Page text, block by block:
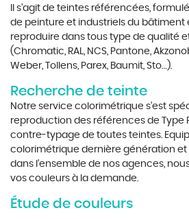
Il s’agit de teintes référencées,
de peinture et industriels du bâtiment
reproduire dans tous type de qualité
(Chromatic, RAL, NCS, Pantone,
Weber, Tollens, Parex, Baumit, Sto…).
Recherche de teinte
Notre service colorimétrique s’est
reproduction des références de Type
contre-typage de toutes teintes.
colorimétrique dernière génération
dans l’ensemble de nos agences,
vos couleurs à la demande.
Étude de couleurs